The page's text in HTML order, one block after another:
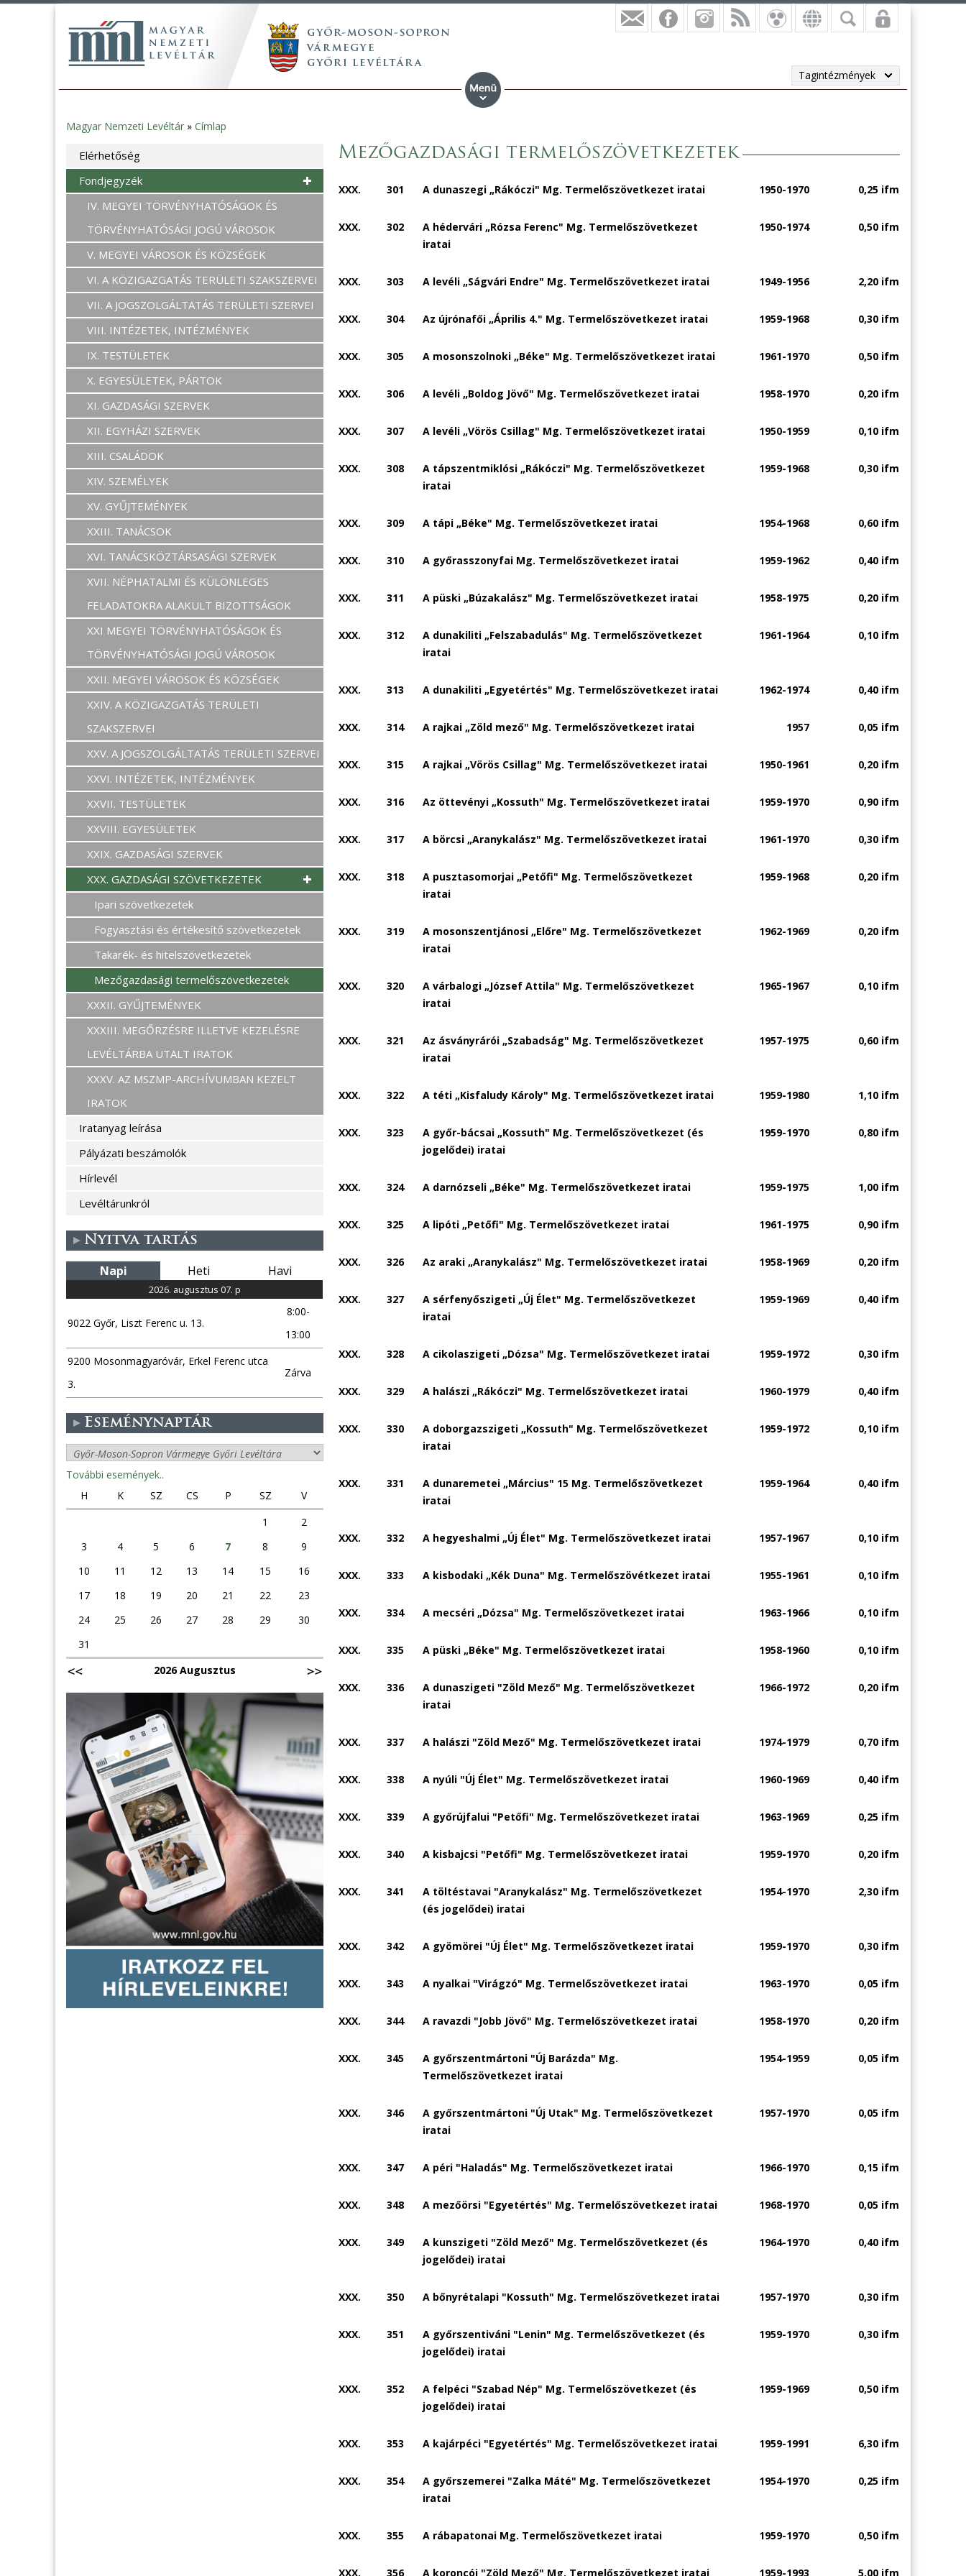
Tagintézmények
Jelenlegi
hely
Magyar Nemzeti Levéltár » Címlap
Mezőgazdasági termelőszövetkezetek
XXX. 301 A dunaszegi „Rákóczi" Mg. Termelőszövetkezet iratai 1950-1970 0,25 ifm
XXX. 302
A hédervári „Rózsa Ferenc" Mg. Termelőszövetkezet
iratai
1950-1974 0,50 ifm
XXX. 303 A levéli „Ságvári Endre" Mg. Termelőszövetkezet iratai 1949-1956 2,20 ifm
XXX. 304 Az újrónafői „Április 4." Mg. Termelőszövetkezet iratai 1959-1968 0,30 ifm
XXX. 305 A mosonszolnoki „Béke" Mg. Termelőszövetkezet iratai 1961-1970 0,50 ifm
XXX. 306 A levéli „Boldog Jövő" Mg. Termelőszövetkezet iratai 1958-1970 0,20 ifm
XXX. 307 A levéli „Vörös Csillag" Mg. Termelőszövetkezet iratai 1950-1959 0,10 ifm
XXX. 308
A tápszentmiklósi „Rákóczi" Mg. Termelőszövetkezet
iratai
1959-1968 0,30 ifm
XXX. 309 A tápi „Béke" Mg. Termelőszövetkezet iratai 1954-1968 0,60 ifm
XXX. 310 A győrasszonyfai Mg. Termelőszövetkezet iratai 1959-1962 0,40 ifm
XXX. 311 A püski „Búzakalász" Mg. Termelőszövetkezet iratai 1958-1975 0,20 ifm
XXX. 312
A dunakiliti „Felszabadulás" Mg. Termelőszövetkezet
iratai
1961-1964 0,10 ifm
XXX. 313 A dunakiliti „Egyetértés" Mg. Termelőszövetkezet iratai 1962-1974 0,40 ifm
XXX. 314 A rajkai „Zöld mező" Mg. Termelőszövetkezet iratai 1957 0,05 ifm
XXX. 315 A rajkai „Vörös Csillag" Mg. Termelőszövetkezet iratai 1950-1961 0,20 ifm
XXX. 316 Az öttevényi „Kossuth" Mg. Termelőszövetkezet iratai 1959-1970 0,90 ifm
XXX. 317 A börcsi „Aranykalász" Mg. Termelőszövetkezet iratai 1961-1970 0,30 ifm
XXX. 318
A pusztasomorjai „Petőfi" Mg. Termelőszövetkezet
iratai
1959-1968 0,20 ifm
XXX. 319
A mosonszentjánosi „Előre" Mg. Termelőszövetkezet
iratai
1962-1969 0,20 ifm
XXX. 320
A várbalogi „József Attila" Mg. Termelőszövetkezet
iratai
1965-1967 0,10 ifm
XXX. 321
Az ásványrárói „Szabadság" Mg. Termelőszövetkezet
iratai
1957-1975 0,60 ifm
XXX. 322 A téti „Kisfaludy Károly" Mg. Termelőszövetkezet iratai 1959-1980 1,10 ifm
XXX. 323
A győr-bácsai „Kossuth" Mg. Termelőszövetkezet (és
jogelődei) iratai
1959-1970 0,80 ifm
XXX. 324 A darnózseli „Béke" Mg. Termelőszövetkezet iratai 1959-1975 1,00 ifm
XXX. 325 A lipóti „Petőfi" Mg. Termelőszövetkezet iratai 1961-1975 0,90 ifm
XXX. 326 Az araki „Aranykalász" Mg. Termelőszövetkezet iratai 1958-1969 0,20 ifm
XXX. 327
A sérfenyőszigeti „Új Élet" Mg. Termelőszövetkezet
iratai
1959-1969 0,40 ifm
XXX. 328 A cikolaszigeti „Dózsa" Mg. Termelőszövetkezet iratai 1959-1972 0,30 ifm
XXX. 329 A halászi „Rákóczi" Mg. Termelőszövetkezet iratai 1960-1979 0,40 ifm
XXX. 330
A doborgazszigeti „Kossuth" Mg. Termelőszövetkezet
iratai
1959-1972 0,10 ifm
XXX. 331
A dunaremetei „Március" 15 Mg. Termelőszövetkezet
iratai
1959-1964 0,40 ifm
XXX. 332 A hegyeshalmi „Új Élet" Mg. Termelőszövetkezet iratai 1957-1967 0,10 ifm
XXX. 333 A kisbodaki „Kék Duna" Mg. Termelőszövétkezet iratai 1955-1961 0,10 ifm
XXX. 334 A mecséri „Dózsa" Mg. Termelőszövetkezet iratai 1963-1966 0,10 ifm
XXX. 335 A püski „Béke" Mg. Termelőszövetkezet iratai 1958-1960 0,10 ifm
XXX. 336
A dunaszigeti "Zöld Mező" Mg. Termelőszövetkezet
iratai
1966-1972 0,20 ifm
XXX. 337 A halászi "Zöld Mező" Mg. Termelőszövetkezet iratai 1974-1979 0,70 ifm
XXX. 338 A nyúli "Új Élet" Mg. Termelőszövetkezet iratai 1960-1969 0,40 ifm
XXX. 339 A győrújfalui "Petőfi" Mg. Termelőszövetkezet iratai 1963-1969 0,25 ifm
XXX. 340 A kisbajcsi "Petőfi" Mg. Termelőszövetkezet iratai 1959-1970 0,20 ifm
XXX. 341
A töltéstavai "Aranykalász" Mg. Termelőszövetkezet
(és jogelődei) iratai
1954-1970 2,30 ifm
XXX. 342 A gyömörei "Új Élet" Mg. Termelőszövetkezet iratai 1959-1970 0,30 ifm
XXX. 343 A nyalkai "Virágzó" Mg. Termelőszövetkezet iratai 1963-1970 0,05 ifm
XXX. 344 A ravazdi "Jobb Jövő" Mg. Termelőszövetkezet iratai 1958-1970 0,20 ifm
XXX. 345
A győrszentmártoni "Új Barázda" Mg.
Termelőszövetkezet iratai
1954-1959 0,05 ifm
XXX. 346
A győrszentmártoni "Új Utak" Mg. Termelőszövetkezet
iratai
1957-1970 0,05 ifm
XXX. 347 A péri "Haladás" Mg. Termelőszövetkezet iratai 1966-1970 0,15 ifm
XXX. 348 A mezőörsi "Egyetértés" Mg. Termelőszövetkezet iratai 1968-1970 0,05 ifm
XXX. 349
A kunszigeti "Zöld Mező" Mg. Termelőszövetkezet (és
jogelődei) iratai
1964-1970 0,40 ifm
XXX. 350 A bőnyrétalapi "Kossuth" Mg. Termelőszövetkezet iratai 1957-1970 0,30 ifm
XXX. 351
A győrszentiváni "Lenin" Mg. Termelőszövetkezet (és
jogelődei) iratai
1959-1970 0,30 ifm
XXX. 352
A felpéci "Szabad Nép" Mg. Termelőszövetkezet (és
jogelődei) iratai
1959-1969 0,50 ifm
XXX. 353 A kajárpéci "Egyetértés" Mg. Termelőszövetkezet iratai 1959-1991 6,30 ifm
XXX. 354
A győrszemerei "Zalka Máté" Mg. Termelőszövetkezet
iratai
1954-1970 0,25 ifm
XXX. 355 A rábapatonai Mg. Termelőszövetkezet iratai 1959-1970 0,50 ifm
XXX. 356 A koroncói "Zöld Mező" Mg. Termelőszövetkezet iratai 1959-1993 5,00 ifm
Elérhetőség
Fondjegyzék
IV. MEGYEI TÖRVÉNYHATÓSÁGOK ÉS
TÖRVÉNYHATÓSÁGI JOGÚ VÁROSOK
V. MEGYEI VÁROSOK ÉS KÖZSÉGEK
VI. A KÖZIGAZGATÁS TERÜLETI SZAKSZERVEI
VII. A JOGSZOLGÁLTATÁS TERÜLETI SZERVEI
VIII. INTÉZETEK, INTÉZMÉNYEK
IX. TESTÜLETEK
X. EGYESÜLETEK, PÁRTOK
XI. GAZDASÁGI SZERVEK
XII. EGYHÁZI SZERVEK
XIII. CSALÁDOK
XIV. SZEMÉLYEK
XV. GYŰJTEMÉNYEK
XXIII. TANÁCSOK
XVI. TANÁCSKÖZTÁRSASÁGI SZERVEK
XVII. NÉPHATALMI ÉS KÜLÖNLEGES
FELADATOKRA ALAKULT BIZOTTSÁGOK
XXI MEGYEI TÖRVÉNYHATÓSÁGOK ÉS
TÖRVÉNYHATÓSÁGI JOGÚ VÁROSOK
XXII. MEGYEI VÁROSOK ÉS KÖZSÉGEK
XXIV. A KÖZIGAZGATÁS TERÜLETI
SZAKSZERVEI
XXV. A JOGSZOLGÁLTATÁS TERÜLETI SZERVEI
XXVI. INTÉZETEK, INTÉZMÉNYEK
XXVII. TESTÜLETEK
XXVIII. EGYESÜLETEK
XXIX. GAZDASÁGI SZERVEK
XXX. GAZDASÁGI SZÖVETKEZETEK
Ipari szövetkezetek
Fogyasztási és értékesítő szövetkezetek
Takarék- és hitelszövetkezetek
Mezőgazdasági termelőszövetkezetek
XXXII. GYŰJTEMÉNYEK
XXXIII. MEGŐRZÉSRE ILLETVE KEZELÉSRE
LEVÉLTÁRBA UTALT IRATOK
XXXV. AZ MSZMP-ARCHÍVUMBAN KEZELT
IRATOK
Iratanyag leírása
Pályázati beszámolók
Hírlevél
Levéltárunkról
Nyitva tartás
Napi Heti Havi
2026. augusztus 07. p
9022 Győr, Liszt Ferenc u. 13.
8:00-
13:00
9200 Mosonmagyaróvár, Erkel Ferenc utca
3.
Zárva
Eseménynaptár
További események..
H
K SZ CS P SZ
V
1
2
3
4 5 6 7 8
9
10
11 12 13 14 15
16
17
18 19 20 21 22
23
24
25 26 27 28 29
30
31
2026 Augusztus